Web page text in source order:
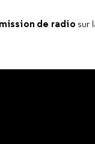
de radio sur